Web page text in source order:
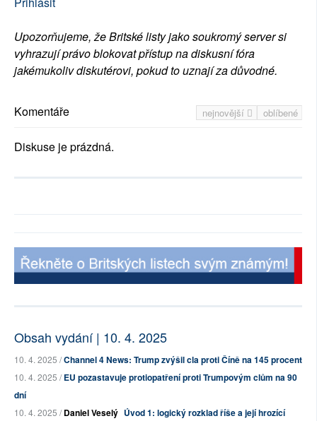
Upozorňujeme, že Britské listy jako soukromý server si
vyhrazují právo blokovat přístup na diskusní fóra
jakémukoliv diskutérovi, pokud to uznají za důvodné.
nejnovější oblíbené
Komentáře
Diskuse je prázdná.
Obsah vydání | 10. 4. 2025
10. 4. 2025 /Channel 4 News: Trump zvýšil cla proti Číně na 145 procent
10. 4. 2025 /EU pozastavuje protiopatření proti Trumpovým clům na 90
dní
10. 4. 2025 /Daniel Veselý Úvod 1: logický rozklad říše a její hrozící